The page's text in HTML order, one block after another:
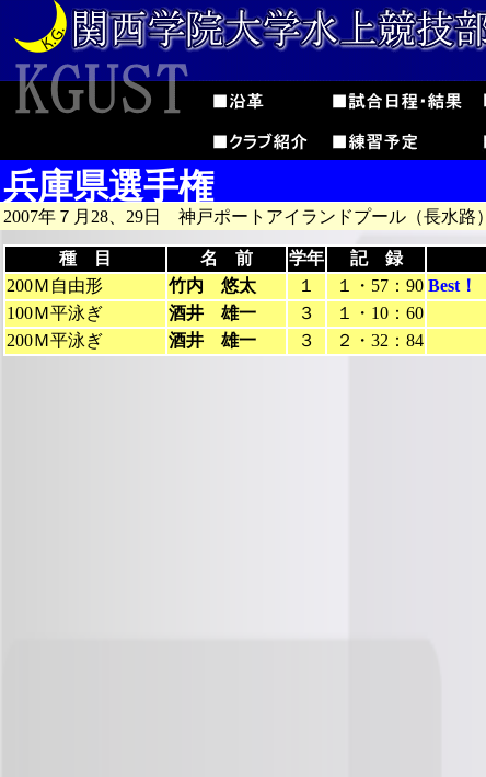
兵庫県選手権
2007年７月28、29日 神戸ポートアイランドプール（長水路）
種 目 名 前 学年 記 録
200Ｍ自由形
竹内 悠太 １ １・57：90 Best！
100Ｍ平泳ぎ
酒井 雄一 ３
１・10：60
200Ｍ平泳ぎ
酒井 雄一 ３ ２・32：84